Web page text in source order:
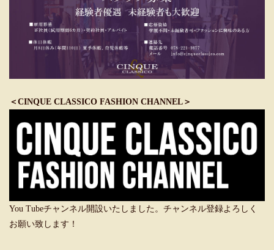
＜CINQUE CLASSICO FASHION CHANNEL＞
You Tubeチャンネル開設いたしました。チャンネル登録よろしく
お願い致します！